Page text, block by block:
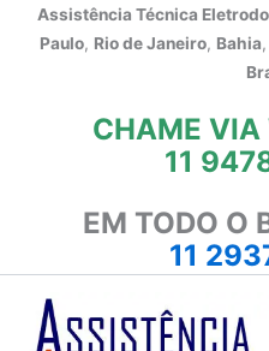
Assistência Técnica
Paulo, Rio de Janeiro, Bahia,
CHAME VIA
11
EM TODO O
11